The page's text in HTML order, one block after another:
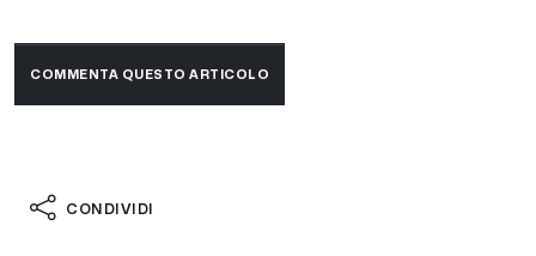
COMMENTA QUESTO ARTICOLO
CONDIVIDI